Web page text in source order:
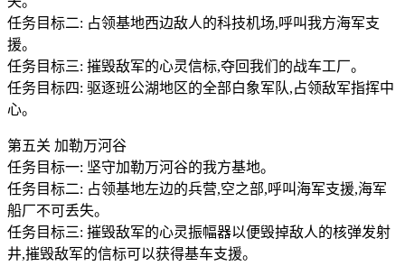
任务目标二: 占领基地西边敌人的科技机场,呼叫我方海军支
援。
任务目标三: 摧毁敌军的心灵信标,夺回我们的战车工厂。
任务目标四: 驱逐班公湖地区的全部白象军队,占领敌军指挥中
心。
第五关 加勒万河谷
任务目标一: 坚守加勒万河谷的我方基地。
任务目标二: 占领基地左边的兵营,空之部,呼叫海军支援,海军
船厂不可丢失。
任务目标三: 摧毁敌军的心灵振幅器以便毁掉敌人的核弹发射
井,摧毁敌军的信标可以获得基车支援。